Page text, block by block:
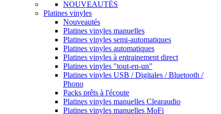
NOUVEAUTÉS
Platines vinyles
Nouveautés
Platines vinyles manuelles
Platines vinyles semi-automatiques
Platines vinyles automatiques
Platines vinyles à entrainement direct
Platines vinyles "tout-en-un"
Platines vinyles USB / Digitales / Bluetooth /
Phono
Packs prêts à l'écoute
Platines vinyles manuelles Clearaudio
Platines vinyles manuelles MoFi